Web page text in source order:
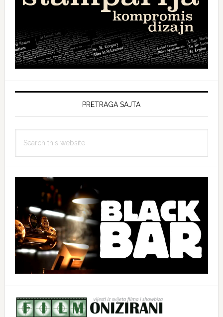
PRETRAGA SAJTA
this